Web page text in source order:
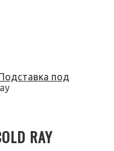
под
RAY